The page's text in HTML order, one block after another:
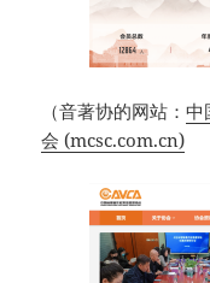
（音著协的网站：中
会 (mcsc.com.cn)